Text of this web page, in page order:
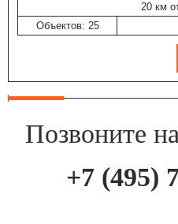
20 км
Объектов: 25
Позвоните
+7 (495)